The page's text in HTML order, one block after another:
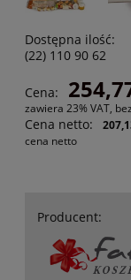
Dostępna ilość:
(22) 110 90 62
Cena:
zawiera 23% VAT,
Cena netto:
cena netto
Producent: